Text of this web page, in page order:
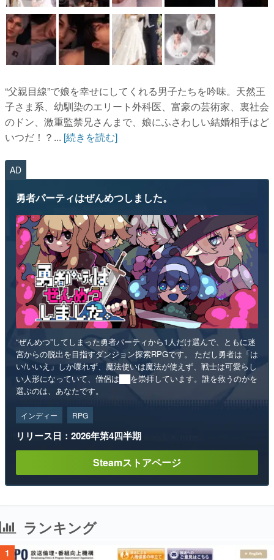
“父親目線”で娘を幸せにしてくれる男子たちを吟味。天然王
子さま系、幼馴染のエリート外科医、富豪の芸術家、裏社会
のドン、激重監禁兄さんまで、娘にふさわしい結婚相手はど
いつだ！？... [続きを読む]
AD
勇者パーティはぜんめつしました。
“ぜんめつ”してしまった勇者パーティから1人だけ選んで、ともに迷
宮からの脱出を目指すダンジョン探索RPGです。 ただし勇者は「は
い/いいえ」しか喋れず、魔法使いは魔法が使えず、戦士は可愛らし
い人形になっていて、僧侶は██を崇拝しています。誰を救うのかを
選ぶのは、あなたです。
インディー RPG
リリース日：2026年第4四半期
Steamストアページ
ランキング
1